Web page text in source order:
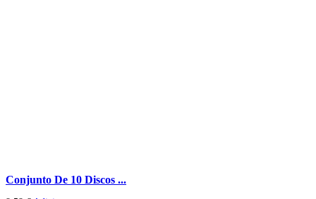
Conjunto De 10 Discos ...